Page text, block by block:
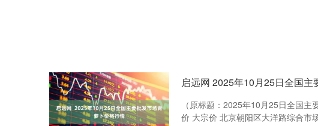
启远网 2025年10月25日全国
（原标题：2025年10月25日全国
价 大宗价 北京朝阳区大洋路综合市